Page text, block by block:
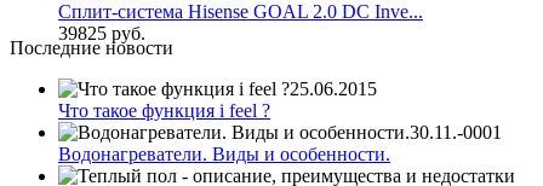
Сплит-система Hisense GOAL 2.0 DC Inve...
39825 руб.
Последние новости
25.06.2015
Что такое функция i feel ?
30.11.-0001
Водонагреватели. Виды и особенности.